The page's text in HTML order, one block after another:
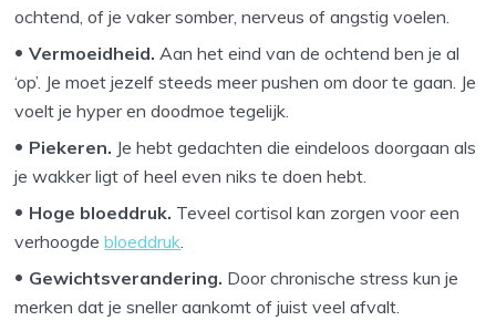
ochtend, of je vaker somber, nerveus of angstig voelen.
Vermoeidheid. Aan het eind van de ochtend ben je al
‘op’. Je moet jezelf steeds meer pushen om door te gaan. Je
voelt je hyper en doodmoe tegelijk.
Piekeren. Je hebt gedachten die eindeloos doorgaan als
je wakker ligt of heel even niks te doen hebt.
Hoge bloeddruk. Teveel cortisol kan zorgen voor een
verhoogdebloeddruk
Gewichtsverandering. Door chronische stress kun je
merken dat je sneller aankomt of juist veel afvalt.